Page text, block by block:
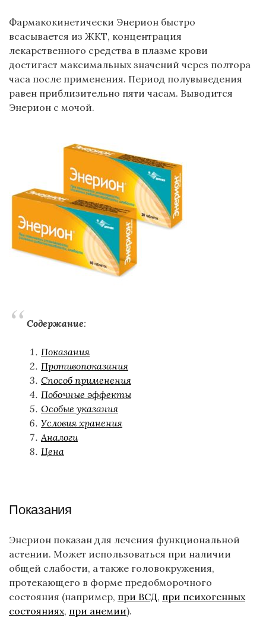
Фармакокинетически Энерион быстро
всасывается из ЖКТ, концентрация
лекарственного средства в плазме крови
достигает максимальных значений через полтора
часа после применения. Период полувыведения
равен приблизительно пяти часам. Выводится
Энерион с мочой.
Содержание:
Показания
Противопоказания
Способ применения
Побочные эффекты
Особые указания
Условия хранения
Аналоги
Цена
Показания
Энерион показан для лечения функциональной
астении. Может использоваться при наличии
общей слабости, а также головокружения,
протекающего в форме предобморочного
состояния (например, при ВСД, при психогенных
состояниях, при анемии).